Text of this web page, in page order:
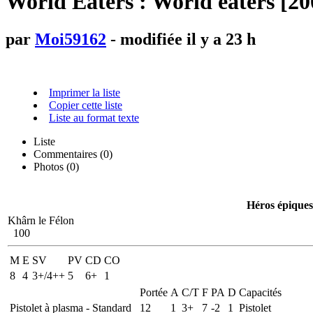
par Moi59162 - modifiée il y a 23 h
Imprimer la liste
Copier cette liste
Liste au format texte
Liste
Commentaires (0)
Photos (0)
Héros épiques
Khârn le Félon
100
M E SV PV CD CO
8 4 3+/4++ 5 6+
1
Portée A C/T F PA D Capacités
Pistolet à plasma - Standard
12 1 3+ 7 -2 1
Pistolet